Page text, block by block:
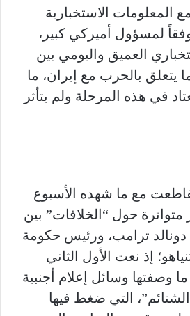
المعلومات الاستخبارية
لمسؤول أميركي كبير،
العميق واليومي بين
يتعلق بالحرب مع إيران، ما
في هذه المرحلة ولم يتأثر
مع ما شهده الأسبوع
حول “الخلافات” بين
دونالد ترامب، ورئيس حكومة
إذ نعت الأول الثاني
وصفتها وسائل إعلام أجنبية
التي ضغط فيها